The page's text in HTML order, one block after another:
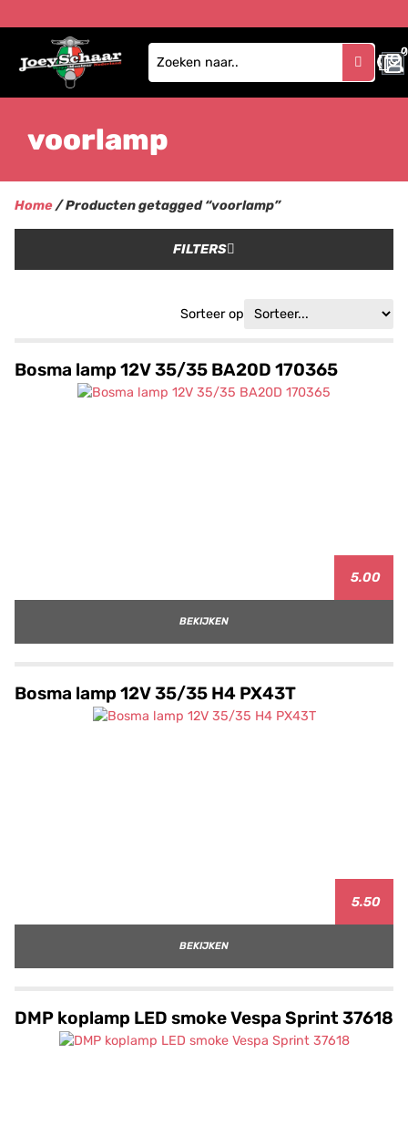
0
0
voorlamp
Home/ Producten getagged “voorlamp”
FILTERS
Sorteer op
Bosma lamp 12V 35/35 BA20D 170365
5.00
BEKIJKEN
Bosma lamp 12V 35/35 H4 PX43T
5.50
BEKIJKEN
DMP koplamp LED smoke Vespa Sprint 37618